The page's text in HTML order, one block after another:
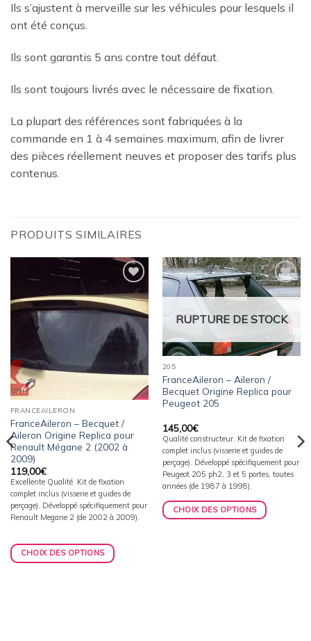
Ils s’ajustent à merveille sur les véhicules pour lesquels il
ont été conçus.
Ils sont garantis 5 ans contre tout défaut.
Ils sont toujours livrés avec le nécessaire de fixation.
La plupart des références sont fabriquées à la
commande en 1 à 4 semaines maximum, afin de livrer
des pièces réellement neuves et proposer des tarifs plus
contenus.
PRODUITS SIMILAIRES
Ajouter
à la
wishlist
FRANCEAILERON
FranceAileron – Becquet /
Aileron Origine Replica pour
Renault Mégane 2 (2002 à
2009)
119,00€
Excellente Qualité. Kit de fixation
complet inclus (visserie et guides de
perçage). Développé spécifiquement pour
Renault Megane 2 (de 2002 à 2009).
CHOIX DES OPTIONS
Ajouter
à la
wishlist
RUPTURE DE STOCK
205
FranceAileron – Aileron /
Becquet Origine Replica pour
Peugeot 205
145,00€
Qualité constructeur. Kit de fixation
complet inclus (visserie et guides de
perçage). Développé spécifiquement pour
Peugeot 205 ph2, 3 et 5 portes, toutes
années (de 1987 à 1998).
CHOIX DES OPTIONS